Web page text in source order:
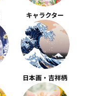
キャラクター
日本画・吉祥柄